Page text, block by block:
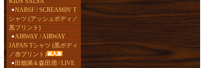
NABSF / SCREAMIN' T
シャツ (アッシュボディ／
黒プリント)
AIRWAY / AIRWAY
JAPAN Tシャツ (黒ボディ
／赤プリント)
田畑満＆森田潤 / LIVE